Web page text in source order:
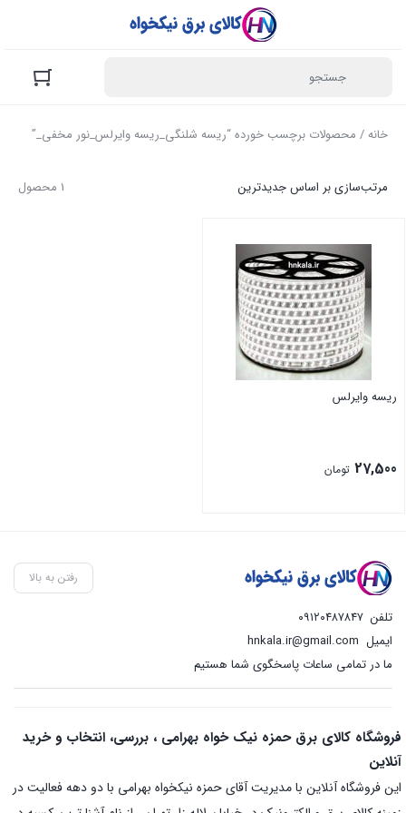
خانه/ محصولات برچسب خورده “ریسه شلنگی_ریسه وایرلس_نور مخفی_”
1 محصول مرتب‌سازی بر اساس جدیدترین
ریسه وایرلس
27,500 تومان
رفتن به بالا
تلفن ۰۹۱۲۰۴۸۷۸۴۷
ایمیل hnkala.ir@gmail.com
ما در تمامی ساعات پاسخگوی شما هستیم
فروشگاه کالای برق حمزه نیک خواه بهرامی ، بررسی، انتخاب و خرید
آنلاین
این فروشگاه آنلاین با مدیریت آقای حمزه نیکخواه بهرامی با دو دهه فعالیت در